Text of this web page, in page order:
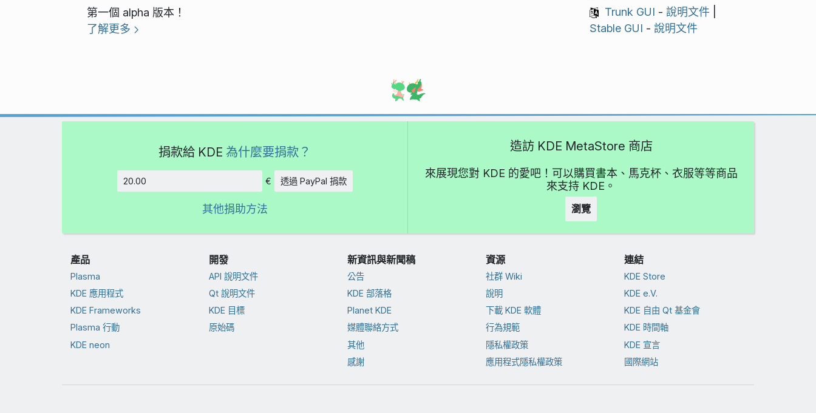
第一個 alpha 版本！
了解更多
Trunk GUI - 說明文件|
Stable GUI - 說明文件
捐款給 KDE 為什麼要捐款？
€ 透過 PayPal 捐款
其他捐助方法
造訪 KDE MetaStore 商店
來展現您對 KDE 的愛吧！可以購買書本、馬克杯、衣服等等商品
來支持 KDE。
瀏覽
產品
Plasma
KDE 應用程式
KDE Frameworks
Plasma 行動
KDE neon
開發
API 說明文件
Qt 說明文件
KDE 目標
原始碼
新資訊與新聞稿
公告
KDE 部落格
Planet KDE
媒體聯絡方式
其他
感謝
資源
社群 Wiki
說明
下載 KDE 軟體
行為規範
隱私權政策
應用程式隱私權政策
連結
KDE Store
KDE e.V.
KDE 自由 Qt 基金會
KDE 時間軸
KDE 宣言
國際網站